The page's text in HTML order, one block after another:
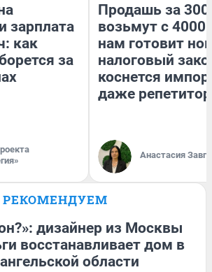
зарплата
как
за
Продашь за
возьмут с
нам готовит
налоговый
коснется
даже
Анастасия
РЕКОМЕНДУЕМ
дизайнер из Москвы
восстанавливает дом в
области